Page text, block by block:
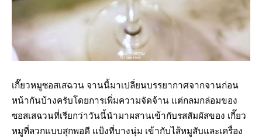
เกี๊ยวหมูซอสเสฉวน จานนี้มาเปลี่ยนบรรยากาศจากจานก่อน
หน้ากันบ้างครับโดยการเพิ่มความจัดจ้าน แต่กลมกล่อมของ
ซอสเสฉวนที่เรียกว่าวันนี้นำมาผสานเข้ากับรสสัมผัสของ เกี๊ยว
หมูที่ลวกแบบสุกพอดี แป้งที่บางนุ่ม เข้ากับไส้หมูสับและเครื่อง